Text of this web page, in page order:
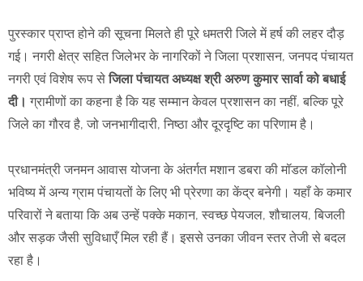
पुरस्कार प्राप्त होने की सूचना मिलते ही पूरे धमतरी जिले में हर्ष की लहर दौड़
गई। नगरी क्षेत्र सहित जिलेभर के नागरिकों ने जिला प्रशासन, जनपद पंचायत
नगरी एवं विशेष रूप सेजिला पंचायत अध्यक्ष श्री अरुण कुमार सार्वा को बधाई
दी। ग्रामीणों का कहना है कि यह सम्मान केवल प्रशासन का नहीं, बल्कि पूरे
जिले का गौरव है, जो जनभागीदारी, निष्ठा और दूरदृष्टि का परिणाम है।
प्रधानमंत्री जनमन आवास योजना के अंतर्गत मशान डबरा की मॉडल कॉलोनी
भविष्य में अन्य ग्राम पंचायतों के लिए भी प्रेरणा का केंद्र बनेगी। यहाँ के कमार
परिवारों ने बताया कि अब उन्हें पक्के मकान, स्वच्छ पेयजल, शौचालय, बिजली
और सड़क जैसी सुविधाएँ मिल रही हैं। इससे उनका जीवन स्तर तेजी से बदल
रहा है।